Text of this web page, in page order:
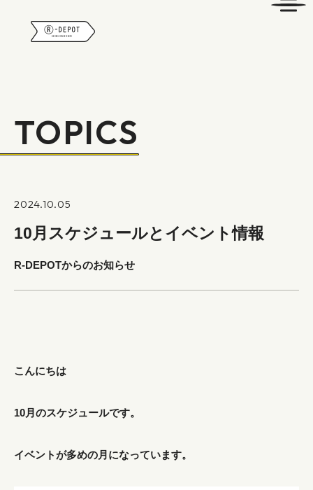
TOPICS
2024.10.05
10月スケジュールとイベント情報
R-DEPOTからのお知らせ
こんにちは
10月のスケジュールです。
イベントが多めの月になっています。